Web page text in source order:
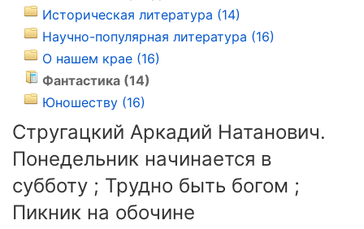
Историческая литература (14)
Научно-популярная литература (16)
О нашем крае (16)
Фантастика (14)
Юношеству (16)
Стругацкий Аркадий Натанович.
Понедельник начинается в
субботу ; Трудно быть богом ;
Пикник на обочине